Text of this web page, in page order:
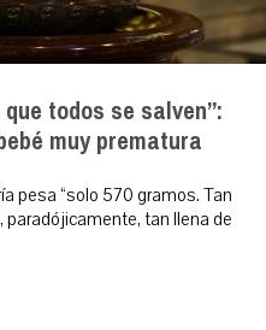
todos se salven”:
muy prematura
pesa “solo 570 gramos. Tan
paradójicamente, tan llena de